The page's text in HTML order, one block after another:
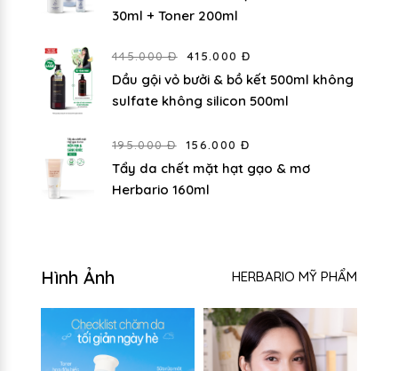
30ml + Toner 200ml
445.000 Đ 415.000 Đ
Dầu gội vỏ bưởi & bồ kết 500ml không
sulfate không silicon 500ml
195.000 Đ 156.000 Đ
Tẩy da chết mặt hạt gạo & mơ
Herbario 160ml
Hình Ảnh HERBARIO MỸ PHẨM